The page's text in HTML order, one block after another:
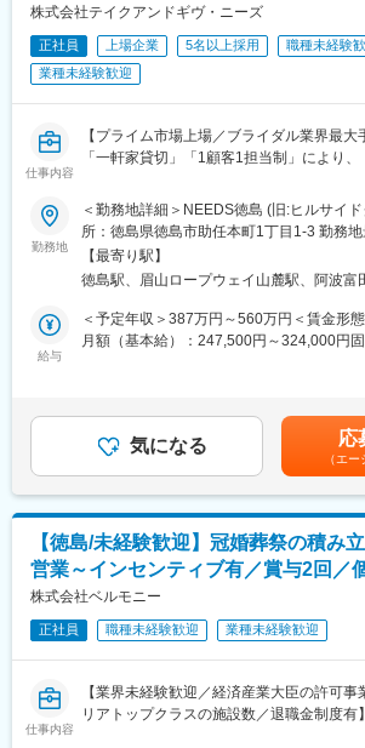
■業務の魅力
お客様の大切な1日を「最初の窓口」とし
寄り添う提案力・決断力を活かせます。地
感できます。
創業約70年の歴史ある地元密着型企業で
ビスを展開しています。
変更の範囲：会社の定める業務
株式会社テイクアンドギヴ・ニーズ
正社員 上場企業 5名以上採用
職種未経験
業種未経験歓迎
仕事内容
【プライム市場上場／ブライダル業界最
「一軒家貸切」「1顧客1担当制」により
方、支援制度、研修制度も充実しています
★業務内容：
お客様の挙式／披露宴を検討されているカ
ならではの「1顧客1担当制」により密にサ
ビス案内／見積り作成～プランニング／コ
任せいたします。ご来店時から当日の式ま
★当社のお仕事の魅力:
◇一顧客一担当制・完全貸し切り・自社一
完全貸切のハウスウェディングで、新規接
テイクアンドギヴ・ニーズは「あそびごこ
心を人生を豊かにする」を企業理念として
来てくださった初日から～式を終えてお見
までトータルコーディネートでお客様に対
思って頂ける方のご応募をお待ちしており
◇充実の研修制度
入社後は現場でのOJT研修に加え、新人の
し、婚礼に関する基本的知識、ビジネスマ
未経験でも安心の研修制度が整っています
勤務地
＜勤務地詳細＞NEEDS徳島 (旧:ヒルサイ
所：徳島県徳島市助任本町1丁目1-3 勤務
受動喫煙対策：敷地内喫煙可能場所あり変
る事業所
【最寄り駅】
徳島駅、眉山ロープウェイ山麓駅、阿波富
給与
＜予定年収＞387万円～560万円＜賃金形
月額（基本給）：247,500円～324,000円固
は年齢、ご経験スキルを考慮のうえ、決定
みなし残業時間を超過した分は残業手当を
年2回賃金はあくまでも目安の金額であり
可能性があります。月給(月額)は固定手当
気になる 応
（エ
【徳島/未経験歓迎】冠婚葬祭の積み
営業～インセンティブ有／賞与2回／
株式会社ベルモニー
正社員 職種未経験歓迎 業種未経験歓迎
仕事内容
【業界未経験歓迎／経済産業大臣の許可
リアトップクラスの施設数／退職金制度有】